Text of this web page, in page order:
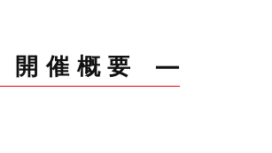
催 概 要 ―